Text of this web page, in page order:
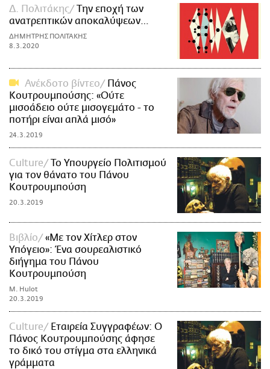
Δ. Πολιτάκης
Την εποχή των
ανατρεπτικών αποκαλύψεων…
ΔΗΜΗΤΡΗΣ ΠΟΛΙΤΑΚΗΣ
8.3.2020
Ανέκδοτο βίντεο
Πάνος
Κουτρουμπούσης: «Ούτε
μισοάδειο ούτε μισογεμάτο - το
ποτήρι είναι απλά μισό»
24.3.2019
Culture
Το Υπουργείο Πολιτισμού
για τον θάνατο του Πάνου
Κουτρουμπούση
20.3.2019
Βιβλίο
«Με τον Χίτλερ στον
Υπόγειο»: Ένα σουρεαλιστικό
διήγημα του Πάνου
Κουτρουμπούση
M. Hulot
20.3.2019
Culture
Εταιρεία Συγγραφέων: O
Πάνος Κουτρουμπούσης άφησε
το δικό του στίγμα στα ελληνικά
γράμματα